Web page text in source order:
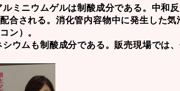
ミニウムゲルは制酸成分である。中和
合される。消化管内容物中に発生した
ン）。
ウムも制酸成分である。販売現場では